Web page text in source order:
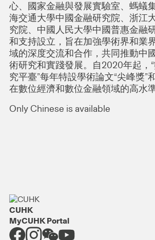
心、國家金融與發展實驗室、螞蟻
海交通大學中國金融研究院、浙江
究院、中國人民大學中國普惠金融
和支持設立，旨在加強學術界和業
域的深度交流和合作，共同推動中
術研究和實踐發展。自2020年起，
究平臺”每年特設學術論文“尖峰獎”
在數位經濟和數位金融領域的高水
Only Chinese is available
CUHK
MyCUHK Portal